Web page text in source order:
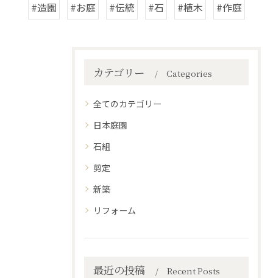
#造園 #お庭 #伝統 #石 #植木 #作庭
カテゴリー Categories
全てのカテゴリー
日本庭園
石組
剪定
新築
リフォーム
最近の投稿 Recent Posts